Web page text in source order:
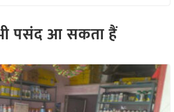
पसंद आ सकता हैं